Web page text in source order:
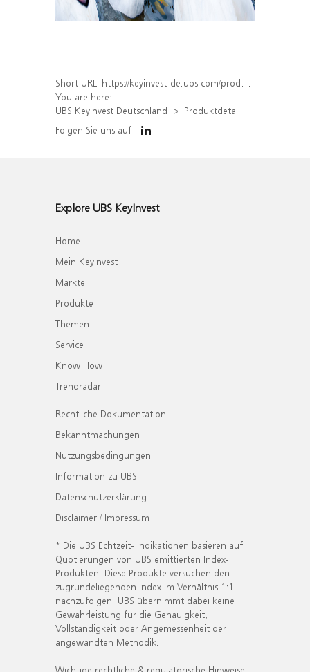
Short URL: https://keyinvest-de.ubs.com/produkt/detail/index/isin/DE000WA8Q614
You are here:
UBS KeyInvest Deutschland
Produktdetail
Folgen Sie uns auf
Explore UBS KeyInvest
Home
Mein KeyInvest
Märkte
Produkte
Themen
Service
Know How
Trendradar
Rechtliche Dokumentation
Bekanntmachungen
Nutzungsbedingungen
Information zu UBS
Datenschutzerklärung
Disclaimer / Impressum
* Die UBS Echtzeit- Indikationen basieren auf
Quotierungen von UBS emittierten Index-
Produkten. Diese Produkte versuchen den
zugrundeliegenden Index im Verhältnis 1:1
nachzufolgen. UBS übernimmt dabei keine
Gewährleistung für die Genauigkeit,
Vollständigkeit oder Angemessenheit der
angewandten Methodik.